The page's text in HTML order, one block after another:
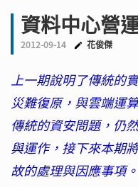
資料中心營
2012-09-14 花俊傑
上一期說明了傳統的
災難復原，與雲端運
傳統的資安問題，仍
與運作，接下來本期
故的處理與因應事項。